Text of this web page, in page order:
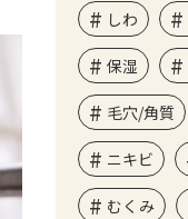
しわ
保湿
毛穴/角質
ニキビ
むくみ